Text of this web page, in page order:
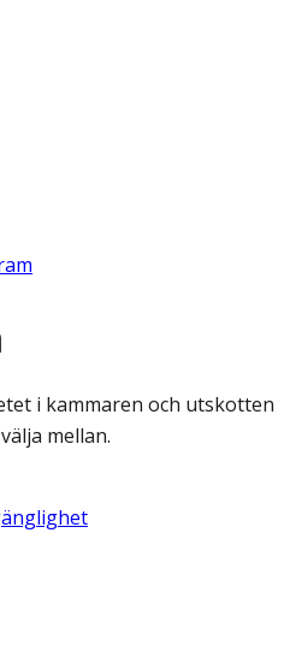
i kammaren och utskotten
mellan.